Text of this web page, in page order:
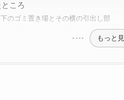
ころ
のゴミ置き場とその横の引出し部
もっと